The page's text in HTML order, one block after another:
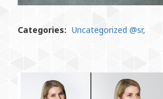
Categories: Uncategorized @sr